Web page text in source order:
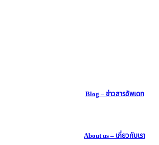
Blog – ข่าวสารอัพเดท
About us – เกี่ยวกับเรา